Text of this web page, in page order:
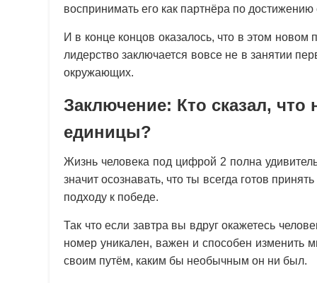
воспринимать его как партнёра по
И в конце концов оказалось, что в этом новом
лидерство заключается вовсе не в занятии
окружающих.
Заключение: Кто сказал,
единицы?
Жизнь человека под цифрой 2 полна
значит осознавать, что ты всегда готов
подходу к победе.
Так что если завтра вы вдруг окажетесь
номер уникален, важен и способен изменить
своим путём, каким бы необычным он ни был.